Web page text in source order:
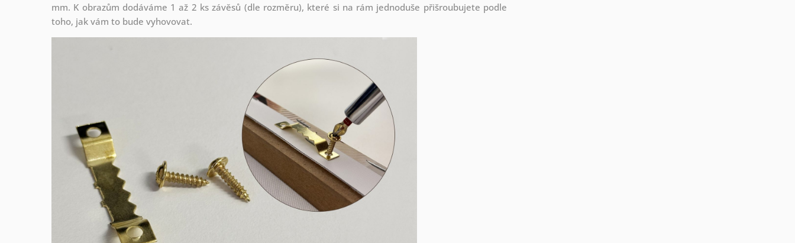
mm. K obrazům dodáváme 1 až 2 ks závěsů (dle rozměru), které si na rám jednoduše přišroubujete podle
toho, jak vám to bude vyhovovat.